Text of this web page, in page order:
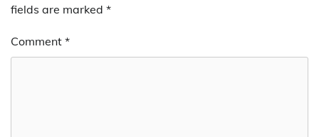
fields are marked *
Comment *